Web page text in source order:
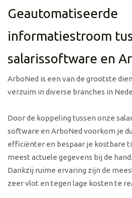
Geautomatiseerde
informatiestroom
salarissoftware en
ArboNed is een van de grootste
verzuim in diverse branches in
Door de koppeling tussen onze
software en ArboNed voorkom je
efficiënter en bespaar je kostbare
meest actuele gegevens bij de hand.
Dankzij ruime ervaring zijn de
zeer vlot en tegen lage kosten te